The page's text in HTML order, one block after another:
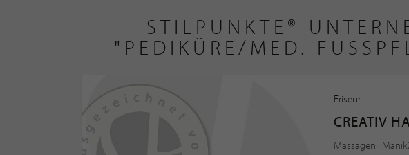
STILPUNKTE®
"PEDIKÜRE/MED.
Friseur
CREATIV
Massagen ·